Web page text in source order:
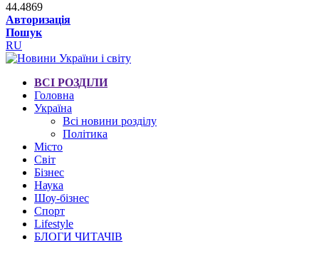
44.4869
Авторизація
Пошук
RU
ВСІ РОЗДІЛИ
Головна
Україна
Всі новини розділу
Політика
Місто
Світ
Бізнес
Наука
Шоу-бізнес
Спорт
Lifestyle
БЛОГИ ЧИТАЧІВ